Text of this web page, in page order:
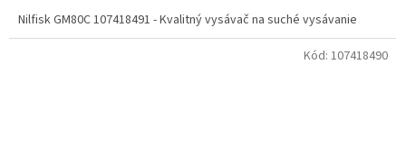
Nilfisk GM80C 107418491 - Kvalitný vysávač na suché vysávanie
Kód: 107418490